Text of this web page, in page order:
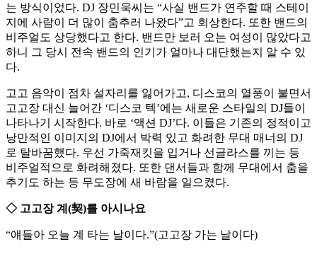
는 방식이었다. DJ 장민욱씨는 “사실 밴드가 연주할 때 스테이
지에 사람이 더 많이 춤추러 나왔다”고 회상한다. 또한 밴드의
비주얼도 상당했다고 한다. 밴드만 보러 오는 여성이 많았다고
하니 그 당시 전속 밴드의 인기가 얼마나 대단했는지 알 수 있
다.
고고 음악이 점차 설자리를 잃어가고, 디스코의 열풍이 불면서
고고장 대신 늘어간 ‘디스코 텍’에는 새로운 스타일의 DJ들이
나타나기 시작한다. 바로 ‘액션 DJ’다. 이들은 기존의 정적이고
낭만적인 이미지의 DJ에서 박력 있고 화려한 무대 매너의 DJ
로 탈바꿈했다. 우선 가죽재킷을 입거나 선글라스를 끼는 등
비주얼적으로 화려해졌다. 또한 댄서들과 함께 무대에서 춤을
추기도 하는 등 무도장에 새 바람을 일으켰다.
◇ 고고장 계(契)를 아시나요
“얘들아 오늘 계 타는 날이다.”(고고장 가는 날이다)